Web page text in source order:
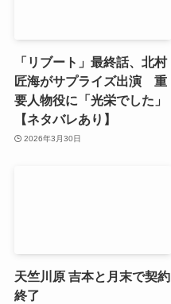
「リブート」最終話、北村
匠海がサプライズ出演 重
要人物役に「光栄でした」
【ネタバレあり】
2026年3月30日
天竺川原 吉本と月末で契約
終了